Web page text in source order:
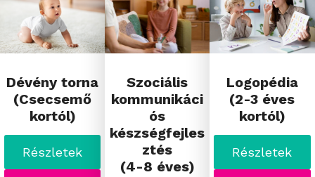
Dévény torna
(Csecsemő
kortól)
Részletek
Szociális
kommunikáci
ós
készségfejles
ztés
(4-8 éves)
Logopédia
(2-3 éves
kortól)
Részletek